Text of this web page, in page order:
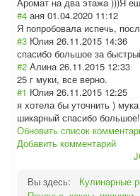
#4 аня 01.04.2020 11:12
Я попробовала испечь,
#3 Юлия 26.11.2015 14:36
спасибо большое за
#2 Алина 26.11.2015 12:33
25 г муки, все верно.
#1 Юлия 26.11.2015 12:25
я хотела бы уточнить )
шикарный спасибо большое!
Обновить список
Добавить комментарий
Вы здесь:
Кулинарные